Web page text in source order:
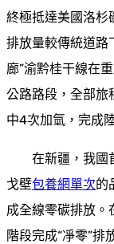
終極抵達美國洛杉
排放量較傳統道路
廊”渝黔桂干線在
公路路段，全部旅
中4次加氫，完成
在新疆，我國
戈壁包養網單次的
成全線零碳排放。
階段完成“凈零”排